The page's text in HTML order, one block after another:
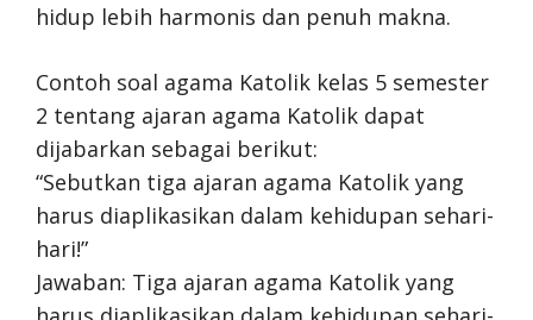
hidup lebih harmonis dan penuh makna.
Contoh soal agama Katolik kelas 5 semester
2 tentang ajaran agama Katolik dapat
dijabarkan sebagai berikut:
“Sebutkan tiga ajaran agama Katolik yang
harus diaplikasikan dalam kehidupan sehari-
hari!”
Jawaban: Tiga ajaran agama Katolik yang